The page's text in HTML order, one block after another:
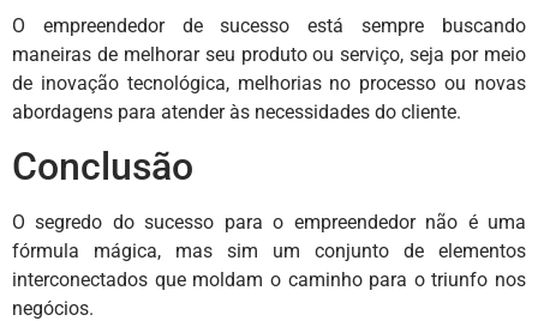
O empreendedor de sucesso está sempre buscando
maneiras de melhorar seu produto ou serviço, seja por meio
de inovação tecnológica, melhorias no processo ou novas
abordagens para atender às necessidades do cliente.
Conclusão
O segredo do sucesso para o empreendedor não é uma
fórmula mágica, mas sim um conjunto de elementos
interconectados que moldam o caminho para o triunfo nos
negócios.